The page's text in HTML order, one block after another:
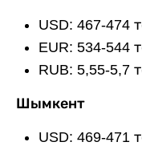
USD: 467-474
EUR: 534-544
RUB: 5,55-5,7
Шымкент
USD: 469-471